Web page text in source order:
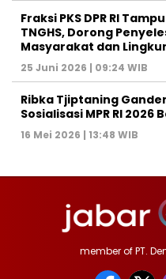
‎Fraksi PKS DPR RI
TNGHS, Dorong
Masyarakat dan
25 Juni 2026 | 09:24 WIB
Ribka Tjiptaning
Sosialisasi MPR RI
16 Mei 2026 | 13:48 WIB
member of PT.